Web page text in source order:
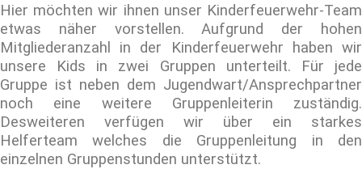
Hier möchten wir ihnen unser Kinderfeuerwehr-Team
etwas näher vorstellen. Aufgrund der hohen
Mitgliederanzahl in der Kinderfeuerwehr haben wir
unsere Kids in zwei Gruppen unterteilt. Für jede
Gruppe ist neben dem Jugendwart/Ansprechpartner
noch eine weitere Gruppenleiterin zuständig.
Desweiteren verfügen wir über ein starkes
Helferteam welches die Gruppenleitung in den
einzelnen Gruppenstunden unterstützt.